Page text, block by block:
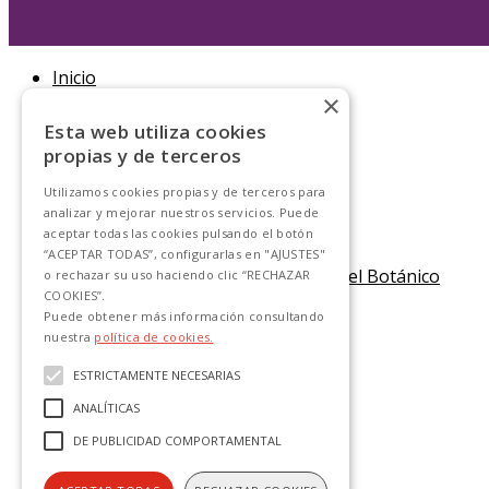
Inicio
Plano general
Línea 1
Línea 2
Línea 3
Línea 4
Línea 5 - Bolsa aparcamiento del Botánico
Línea 6
Línea 7
Cómo ir a...
Tarifas y Bonos
Información
Sobre nosotros
Atención al Usuario
Esta web utiliza cookies
propias y de terceros
Utilizamos cookies propias y de terceros para
analizar y mejorar nuestros servicios. Puede
aceptar todas las cookies pulsando el botón
“ACEPTAR TODAS”, configurarlas en "AJUSTES"
o rechazar su uso haciendo clic “RECHAZAR
COOKIES”.
Puede obtener más información consultando
nuestra política de cookies.
ESTRICTAMENTE NECESARIAS
ANALÍTICAS
DE PUBLICIDAD COMPORTAMENTAL
×